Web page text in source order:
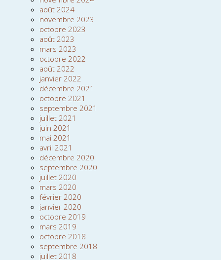
août 2024
novembre 2023
octobre 2023
août 2023
mars 2023
octobre 2022
août 2022
janvier 2022
décembre 2021
octobre 2021
septembre 2021
juillet 2021
juin 2021
mai 2021
avril 2021
décembre 2020
septembre 2020
juillet 2020
mars 2020
février 2020
janvier 2020
octobre 2019
mars 2019
octobre 2018
septembre 2018
juillet 2018